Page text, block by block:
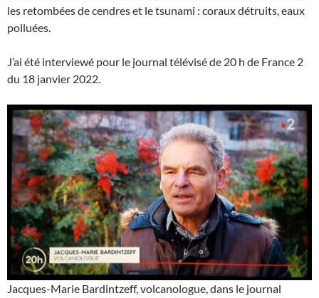
les retombées de cendres et le tsunami : coraux détruits, eaux
polluées.
J’ai été interviewé pour le journal télévisé de 20 h de France 2
du 18 janvier 2022.
Jacques-Marie Bardintzeff, volcanologue, dans le journal